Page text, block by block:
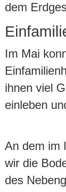
dem
Im Mai
ihnen viel
einleben
An dem im
wir die
des